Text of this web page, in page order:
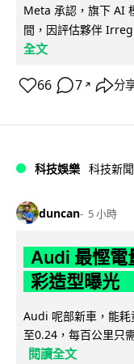
Meta 承認，旗下 AI
間，因評估夥伴
全文
66 7 ↗ 分
科技娛樂 科技新聞
duncan 5 小時
Audi 最慳
彩造型曝光
Audi 呢部新車，能
至0.24，每百公里只
閱讀全文